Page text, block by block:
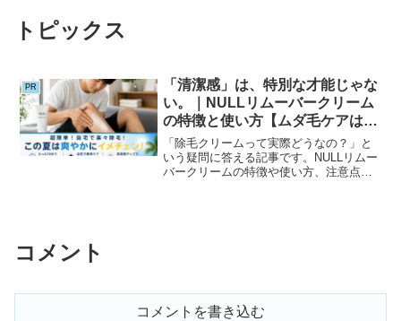
トピックス
PR
「清潔感」は、特別な才能じゃな
い。｜NULLリムーバークリーム
の特徴と使い方【ムダ毛ケアはも
っと簡単でいい】
「除毛クリームって実際どうなの？」と
いう疑問に答える記事です。NULLリムー
バークリームの特徴や使い方、注意点を
コメント
コメントを書き込む